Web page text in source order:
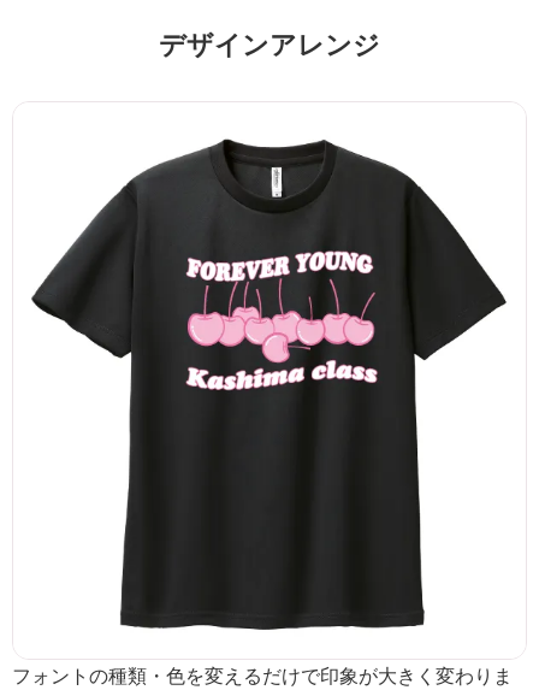
デザインアレンジ
フォントの種類・色を変えるだけで印象が大きく変わりま